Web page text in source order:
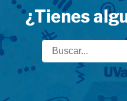
¿Tienes